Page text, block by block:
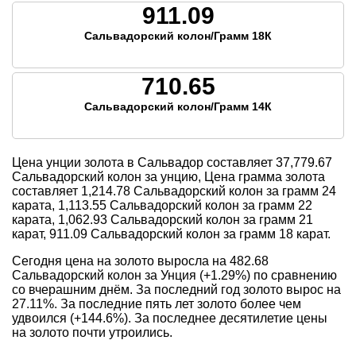
911.09
Сальвадорский колон/Грамм 18К
710.65
Сальвадорский колон/Грамм 14К
Цена унции золота в Сальвадор составляет 37,779.67
Сальвадорский колон за унцию, Цена грамма золота
составляет 1,214.78 Сальвадорский колон за грамм 24
карата, 1,113.55 Сальвадорский колон за грамм 22
карата, 1,062.93 Сальвадорский колон за грамм 21
карат, 911.09 Сальвадорский колон за грамм 18 карат.
Сегодня цена на золото выросла на 482.68
Сальвадорский колон за Унция (+1.29%) по сравнению
со вчерашним днём. За последний год золото вырос на
27.11%. За последние пять лет золото более чем
удвоился (+144.6%). За последнее десятилетие цены
на золото почти утроились.